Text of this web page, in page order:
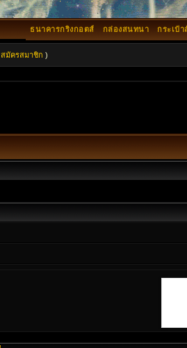
กระเป๋า
กล่องสนทนา
ธนาคารกริงกอตส์
สมัครสมาชิก )